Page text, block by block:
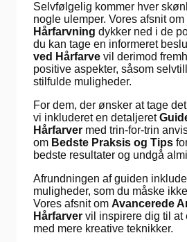
Selvfølgelig kommer hver
nogle ulemper. Vores afsnit om
Hårfarvning dykker ned i de
du kan tage en informeret
ved Hårfarve vil derimod
positive aspekter, såsom
stilfulde muligheder.
For dem, der ønsker at tage
vi inkluderet en detaljeret
Hårfarver med trin-for-trin
om Bedste Praksis og Tips
bedste resultater og undgå
Afrundningen af guiden
muligheder, som du måske
Vores afsnit om Avancerede
Hårfarver vil inspirere dig til at
med mere kreative teknikker.